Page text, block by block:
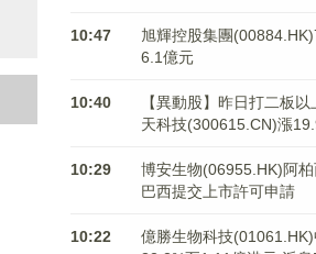
10:47
旭輝控股集團
6.1億元
10:40
【異動股】昨日打二板
天科技(300615.CN)漲
10:29
博安生物(06955.HK)阿
巴西提交上市許可申請
10:22
億勝生物科技